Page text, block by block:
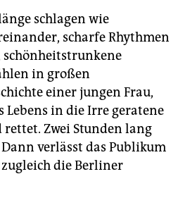
schlagen wie
scharfe Rhythmen
schönheitstrunkene
in großen
einer jungen Frau,
Lebens in die Irre geratene
rettet. Zwei Stunden lang
verlässt das Publikum
die Berliner